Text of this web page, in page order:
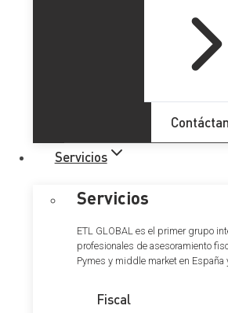
Servicios
Servicios
ETL GLOBAL es el primer grupo
profesionales de asesoramiento
Pymes y middle market en España
Fiscal